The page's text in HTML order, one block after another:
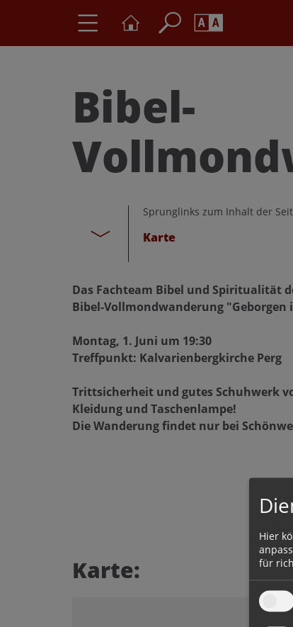
A
Bibel-
Sprunglinks zum Inhalt der
Karte
Das Fachteam Bibel und Spiritualität
Bibel-Vollmondwanderung "Geborgen
Montag, 1. Juni um 19:30
Treffpunkt: Kalvarienbergkirche Perg
Trittsicherheit und gutes Schuhwerk
Kleidung und Taschenlampe!
Die Wanderung findet nur bei
Karte:
Hier
für